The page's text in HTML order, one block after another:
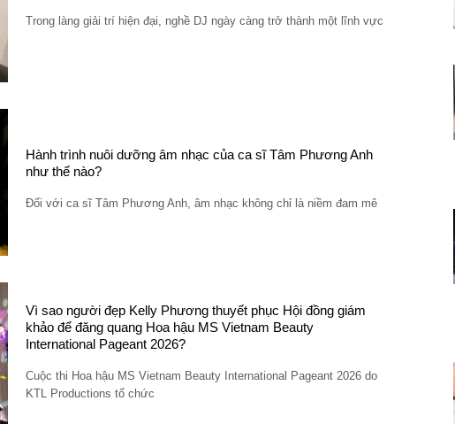
Trong làng giải trí hiện đại, nghề DJ ngày càng trở thành một lĩnh vực
Hành trình nuôi dưỡng âm nhạc của ca sĩ Tâm Phương Anh
như thế nào?
Đối với ca sĩ Tâm Phương Anh, âm nhạc không chỉ là niềm đam mê
Vì sao người đẹp Kelly Phương thuyết phục Hội đồng giám
khảo để đăng quang Hoa hậu MS Vietnam Beauty
International Pageant 2026?
Cuộc thi Hoa hậu MS Vietnam Beauty International Pageant 2026 do
KTL Productions tổ chức